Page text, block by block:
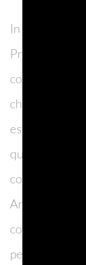
In un mercato
Prosecco
chiara:
esperienze
qualificate e
con il
Anche nel
conferma
per il futuro